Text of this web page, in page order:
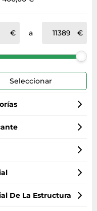
a
Seleccionar
vela
jardínSports
By Palram
De La Estructura